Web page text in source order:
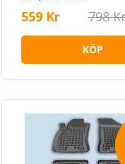
559 Kr 798
KÖP